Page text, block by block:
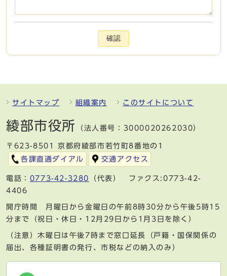
確認
サイトマップ 組織案内 このサイトについて
綾部市役所 （法人番号：3000020262030）
〒623-8501 京都府綾部市若竹町8番地の1
各課直通ダイアル
交通アクセス
電話： 0773-42-3280
（代表） ファクス:0773-42-
4406
開庁時間 月曜日から金曜日の午前8時30分から午後5時15
分まで（祝日・休日・12月29日から1月3日を除く）
（注意）木曜日は午後7時まで窓口延長（戸籍・国保関係の
届出、各種証明書の発行、市税などの納入のみ）